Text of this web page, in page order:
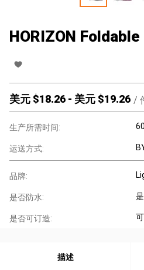
HORIZON
美元 $18.26 - 美元 $19.26 /
生产所需时间:
运送方式:
品牌:
是否防水: 是
是否可订造:
描述